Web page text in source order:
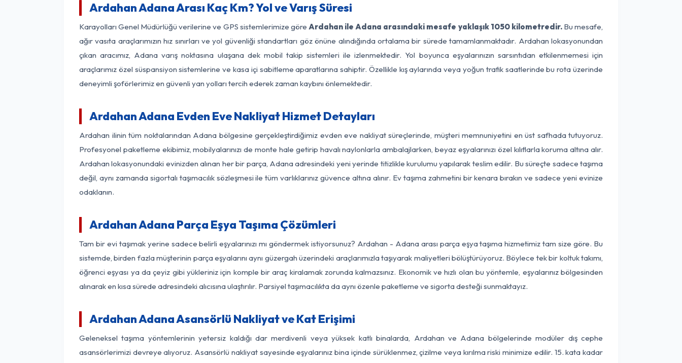
Ardahan Adana Arası Kaç Km? Yol ve Varış Süresi
Karayolları Genel Müdürlüğü verilerine ve GPS sistemlerimize göre Ardahan ile Adana arasındaki mesafe yaklaşık 1050 kilometredir.Bu mesafe,
ağır vasıta araçlarımızın hız sınırları ve yol güvenliği standartları göz önüne alındığında ortalama bir sürede tamamlanmaktadır. Ardahan lokasyonundan
çıkan aracımız, Adana varış noktasına ulaşana dek mobil takip sistemleri ile izlenmektedir. Yol boyunca eşyalarınızın sarsıntıdan etkilenmemesi için
araçlarımız özel süspansiyon sistemlerine ve kasa içi sabitleme aparatlarına sahiptir. Özellikle kış aylarında veya yoğun trafik saatlerinde bu rota üzerinde
deneyimli şoförlerimiz en güvenli yan yolları tercih ederek zaman kaybını önlemektedir.
Ardahan Adana Evden Eve Nakliyat Hizmet Detayları
Ardahan ilinin tüm noktalarından Adana bölgesine gerçekleştirdiğimiz evden eve nakliyat süreçlerinde, müşteri memnuniyetini en üst safhada tutuyoruz.
Profesyonel paketleme ekibimiz, mobilyalarınızı de monte hale getirip havalı naylonlarla ambalajlarken, beyaz eşyalarınızı özel kılıflarla koruma altına alır.
Ardahan lokasyonundaki evinizden alınan her bir parça, Adana adresindeki yeni yerinde titizlikle kurulumu yapılarak teslim edilir. Bu süreçte sadece taşıma
değil, aynı zamanda sigortalı taşımacılık sözleşmesi ile tüm varlıklarınız güvence altına alınır. Ev taşıma zahmetini bir kenara bırakın ve sadece yeni evinize
odaklanın.
Ardahan Adana Parça Eşya Taşıma Çözümleri
Tam bir evi taşımak yerine sadece belirli eşyalarınızı mı göndermek istiyorsunuz? Ardahan - Adana arası parça eşya taşıma hizmetimiz tam size göre. Bu
sistemde, birden fazla müşterinin parça eşyalarını aynı güzergah üzerindeki araçlarımızla taşıyarak maliyetleri bölüştürüyoruz. Böylece tek bir koltuk takımı,
öğrenci eşyası ya da çeyiz gibi yükleriniz için komple bir araç kiralamak zorunda kalmazsınız. Ekonomik ve hızlı olan bu yöntemle, eşyalarınız bölgesinden
alınarak en kısa sürede adresindeki alıcısına ulaştırılır. Parsiyel taşımacılıkta da aynı özenle paketleme ve sigorta desteği sunmaktayız.
Ardahan Adana Asansörlü Nakliyat ve Kat Erişimi
Geleneksel taşıma yöntemlerinin yetersiz kaldığı dar merdivenli veya yüksek katlı binalarda, Ardahan ve Adana bölgelerinde modüler dış cephe
asansörlerimizi devreye alıyoruz. Asansörlü nakliyat sayesinde eşyalarınız bina içinde sürüklenmez, çizilme veya kırılma riski minimize edilir. 15. kata kadar